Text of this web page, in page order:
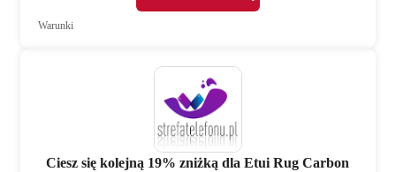
Warunki
Ciesz się kolejną 19% zniżką dla Etui Rug Carbon